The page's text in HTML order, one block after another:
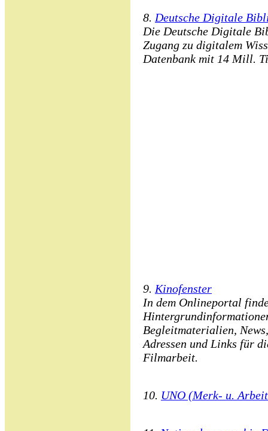
8. Deutsche Digitale
Die Deutsche Digitale
Zugang zu digitalem
Datenbank mit 14 Mill.
9. Kinofenster
In dem Onlineportal
Begleitmaterialien,
Adressen und Links für
Filmarbeit.
10. UNO (Merk- u.